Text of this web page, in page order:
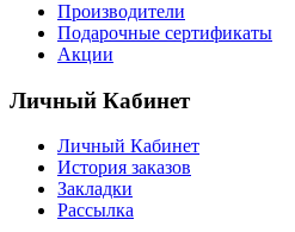
Производители
Подарочные сертификаты
Акции
Личный Кабинет
Личный Кабинет
История заказов
Закладки
Рассылка